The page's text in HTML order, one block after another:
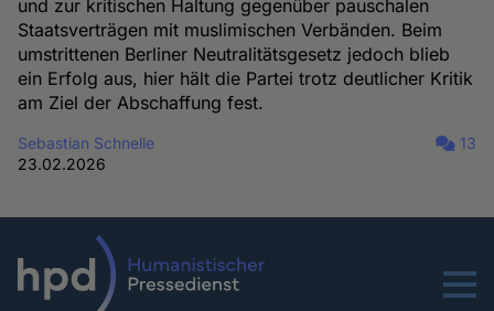
und zur kritischen Haltung gegenüber pauschalen
Staatsverträgen mit muslimischen Verbänden. Beim
umstrittenen Berliner Neutralitätsgesetz jedoch blieb
ein Erfolg aus, hier hält die Partei trotz deutlicher Kritik
am Ziel der Abschaffung fest.
Sebastian Schnelle
23.02.2026
13
Menu